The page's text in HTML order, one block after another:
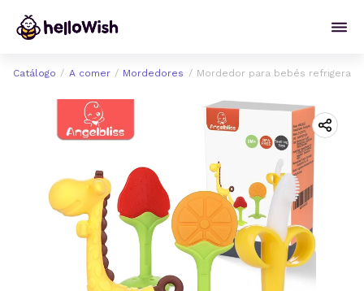
Catálogo A comer Mordedores Mordedor para bebés